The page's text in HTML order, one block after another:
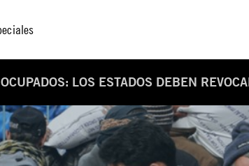
LOS ESTADOS DEBEN